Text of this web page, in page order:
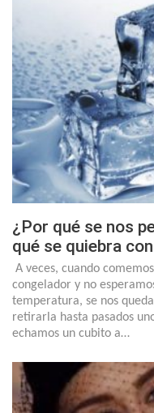
¿Por qué se nos
qué se quiebra
A veces, cuando
congelador y no
temperatura, se nos
retirarla hasta pasados
echamos un cubito a…